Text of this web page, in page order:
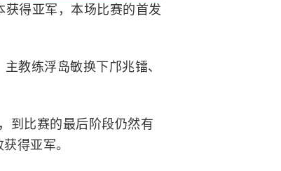
得亚军，本场比赛的首发
教练浮岛敏换下邝兆镭、
到比赛的最后阶段仍然有
得亚军。